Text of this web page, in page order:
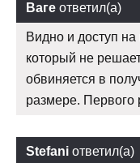
Ваге ответил(а)
Видно и доступ на
который не
обвиняется в
размере. Первого
Stefani ответил(а)